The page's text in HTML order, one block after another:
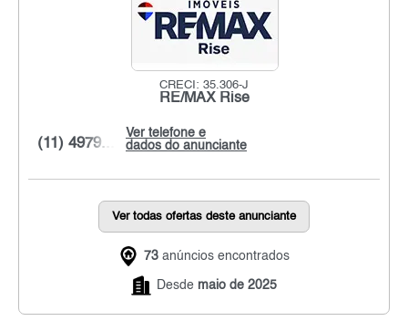
CRECI: 35.306-J
RE/MAX Rise
Ver telefone e
dados do anunciante
(11) 4979...
Ver todas ofertas deste anunciante
73 anúncios encontrados
Desde maio de 2025